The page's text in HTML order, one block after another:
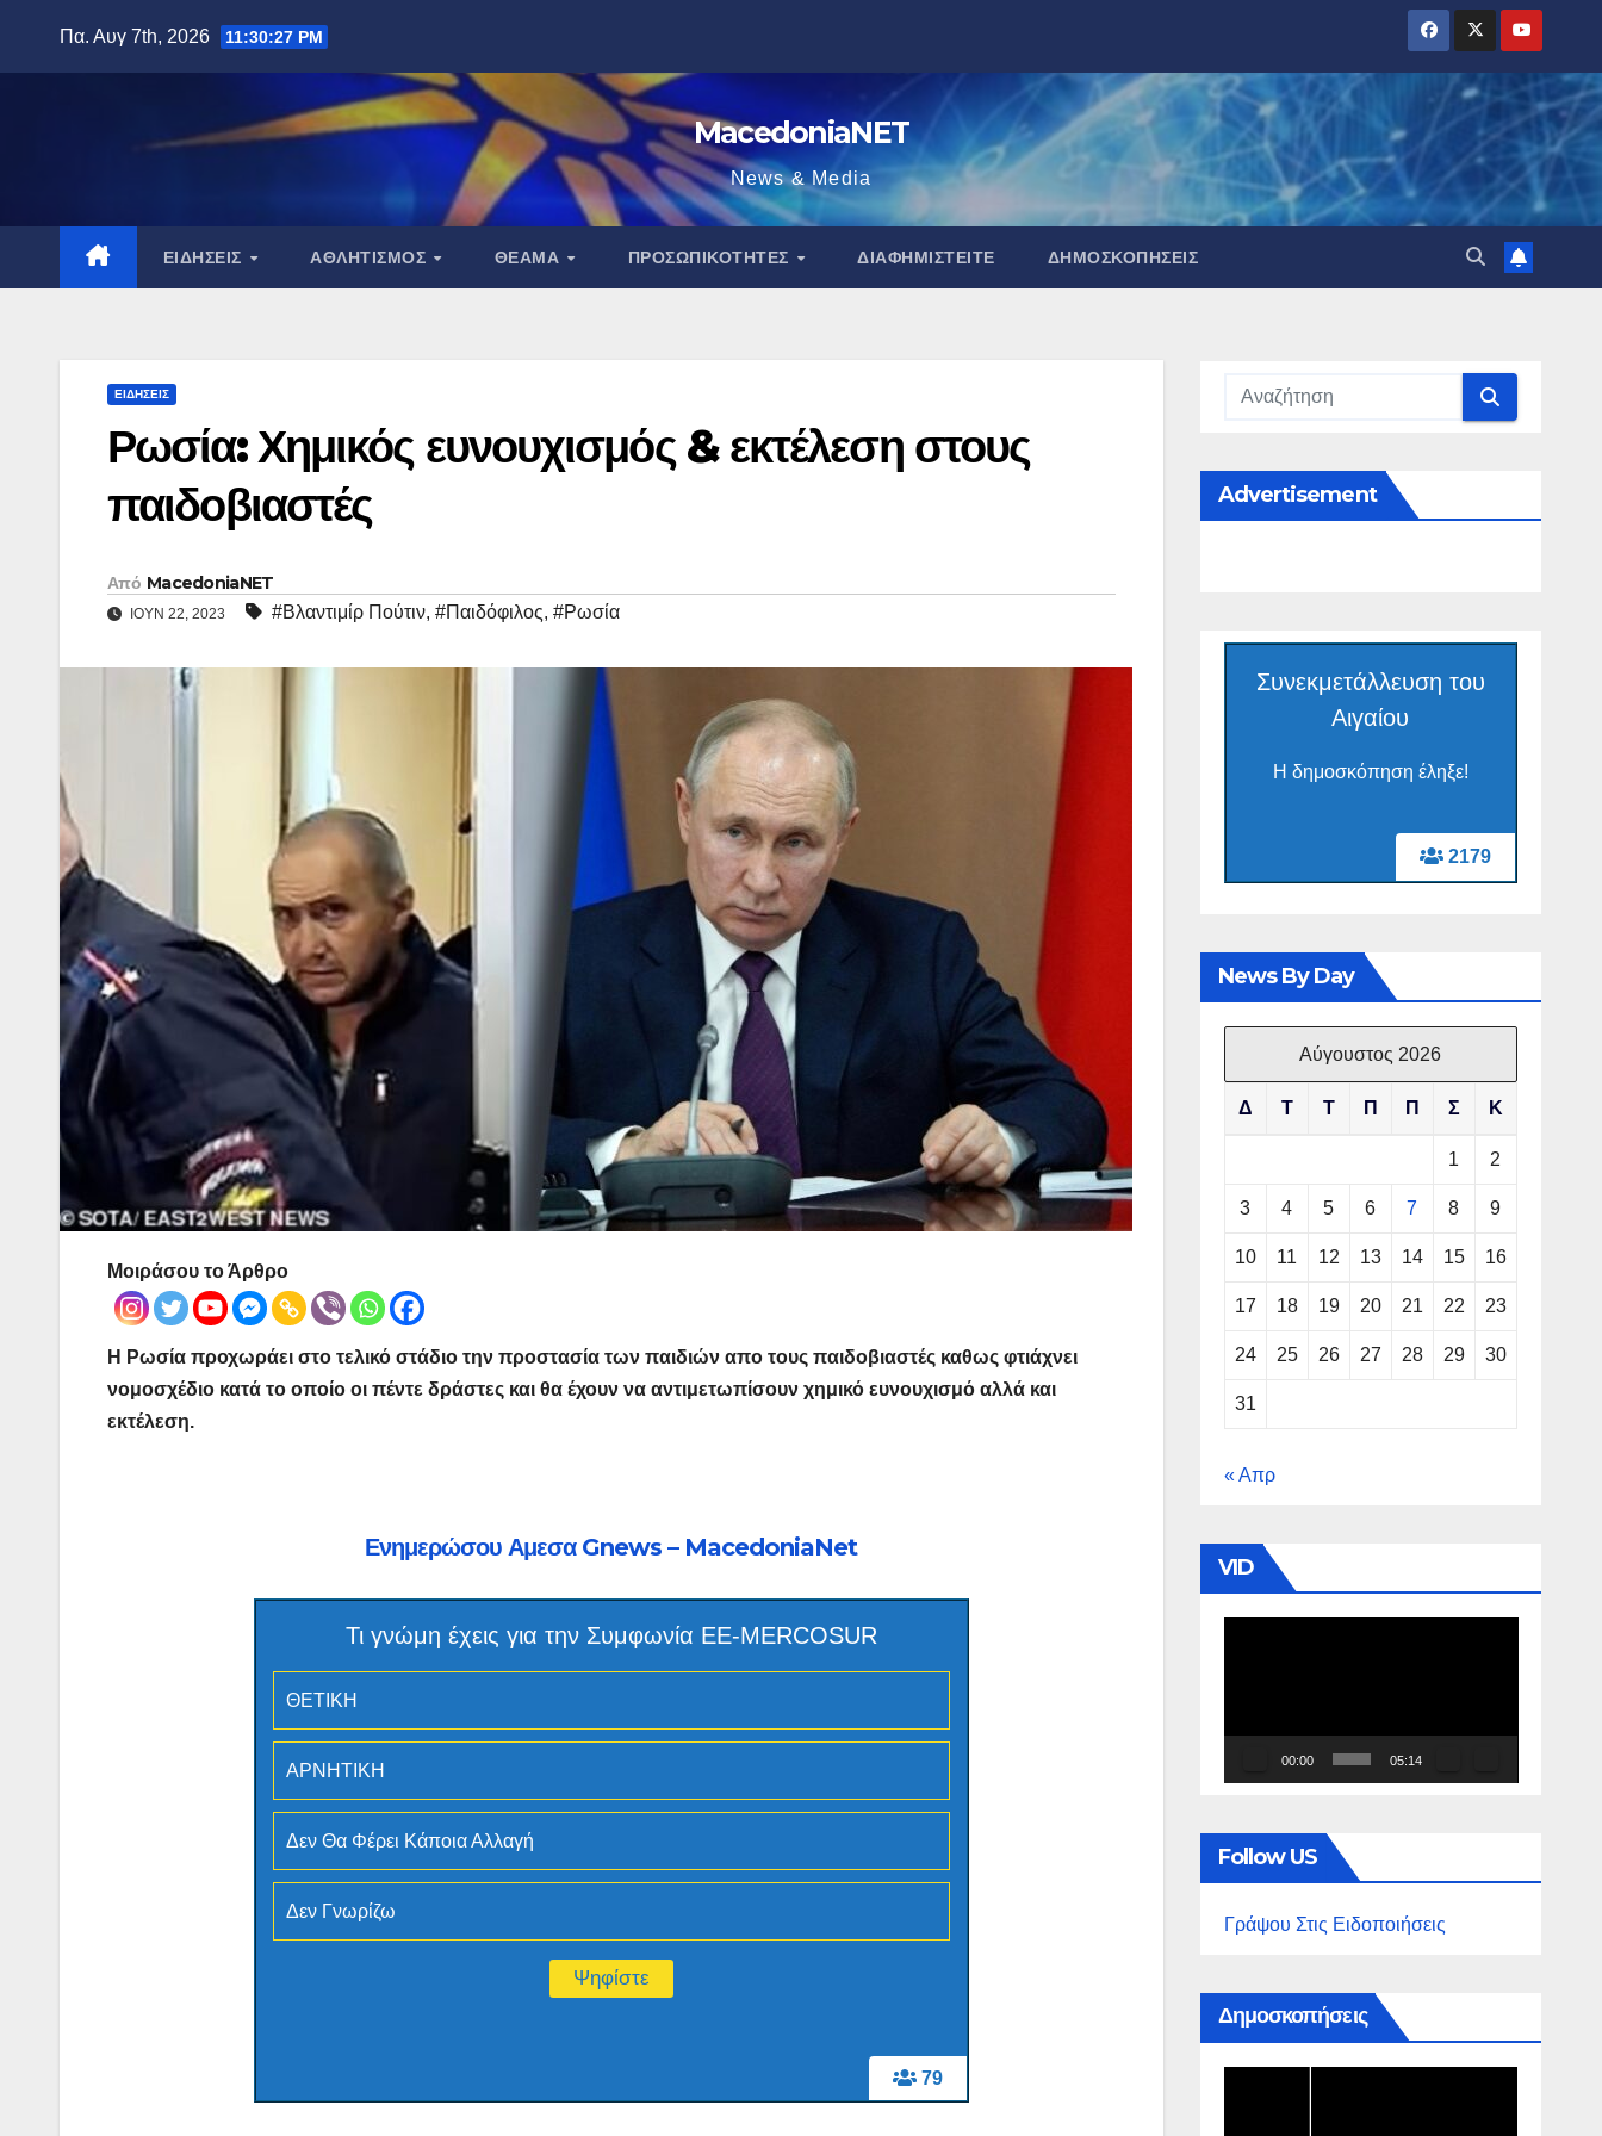
Πα. Αυγ 7th, 2026 11:30:28 PM
MacedoniaNET
News & Media
ΕΙΔΉΣΕΙΣ ΑΘΛΗΤΙΣΜΌΣ ΘΈΑΜΑ ΠΡΟΣΩΠΙΚΌΤΗΤΕΣ ΔΙΑΦΗΜΙΣΤΕΊΤΕ ΔΗΜΟΣΚΟΠΉΣΕΙΣ
ΕΙΔΉΣΕΙΣ
Ρωσία: Χημικός ευνουχισμός & εκτέλεση στους
παιδοβιαστές
Από MacedoniaNET
ΙΟΎΝ 22, 2023 #Βλαντιμίρ Πούτιν, #Παιδόφιλος, #Ρωσία
Μοιράσου το Άρθρο
Η Ρωσία προχωράει στο τελικό στάδιο την προστασία των παιδιών απο τους παιδοβιαστές καθως φτιάχνει
νομοσχέδιο κατά το οποίο οι πέντε δράστες και θα έχουν να αντιμετωπίσουν χημικό ευνουχισμό αλλά και
εκτέλεση.
Ενημερώσου Αμεσα Gnews – MacedoniaNet
79
Τι γνώμη έχεις για την Συμφωνία ΕΕ-MERCOSUR
ΘΕΤΙΚΗ
ΑΡΝΗΤΙΚΗ
Δεν Θα Φέρει Κάποια Αλλαγή
Δεν Γνωρίζω
Advertisement
2179
Συνεκμετάλλευση του
Αιγαίου
Η δημοσκόπηση έληξε!
News By Day
Αύγουστος 2026
Δ Τ Τ Π Π Σ Κ
1 2
3 4 5 6 7 8 9
10 11 12 13 14 15 16
17 18 19 20 21 22 23
24 25 26 27 28 29 30
31
« Απρ
VID
00:00 05:14
Follow US
Γράψου Στις Ειδοποιήσεις
Δημοσκοπήσεις